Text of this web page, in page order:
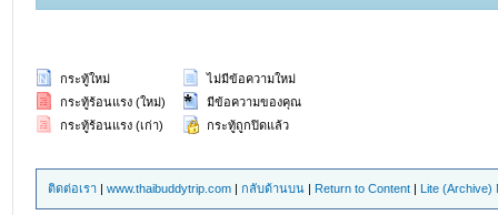
กระทู้ใหม่
กระทู้ร้อนแรง (ใหม่)
กระทู้ร้อนแรง (เก่า)
ไม่มีข้อความใหม่
มีข้อความของคุณ
กระทู้ถูกปิดแล้ว
ติดต่อเรา |www.thaibuddytrip.com |กลับด้านบน | Return to Content | Lite (Archive)